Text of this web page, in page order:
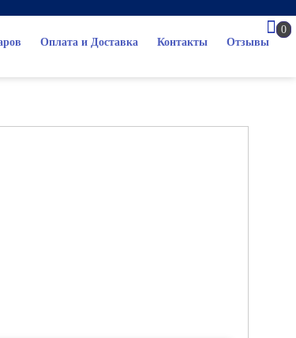
Оплата и Доставка Контакты Отзывы
0